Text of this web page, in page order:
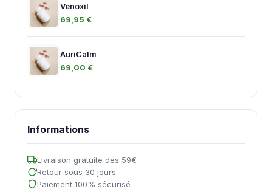
Venoxil
69,95 €
AuriCalm
69,00 €
Informations
Livraison gratuite dès 59€
Retour sous 30 jours
Paiement 100% sécurisé